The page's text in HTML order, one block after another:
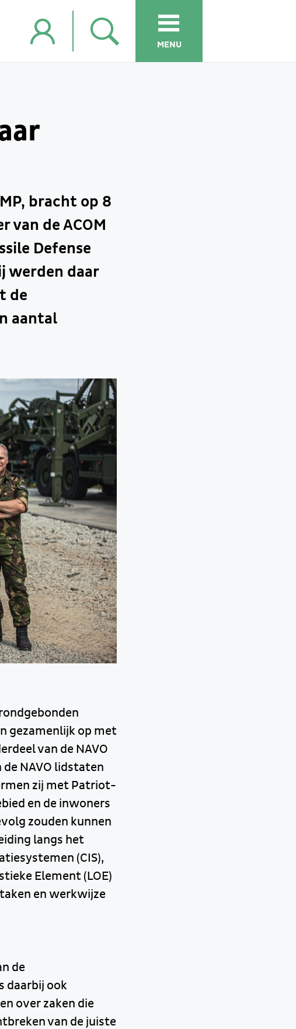
MENU
bracht op 8
van de ACOM
Defense
werden daar
de
aantal
gezamenlijk op met
van de NAVO
NAVO lidstaten
zij met Patriot-
en de inwoners
zouden kunnen
langs het
(CIS),
Element (LOE)
en werkwijze
de
daarbij ook
over zaken die
van de juiste